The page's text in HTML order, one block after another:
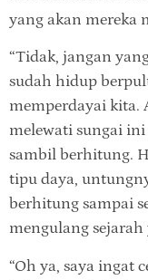
yang akan mereka
“Tidak, jangan
sudah hidup
memperdayai kita.
melewati sungai
sambil berhitung.
tipu daya,
berhitung sampai
mengulang sejarah
“Oh ya, saya ingat